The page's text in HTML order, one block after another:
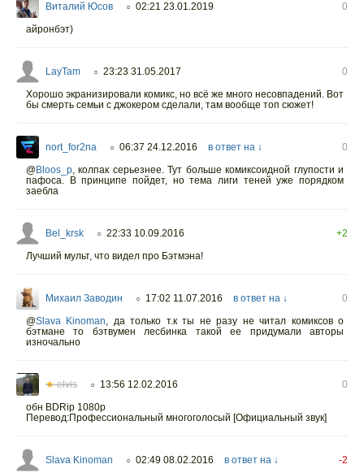
Виталий Юсов ○ 02:21 23.01.2019
0
айронбэт)
LayTam ○ 23:23 31.05.2017
0
Хорошо экранизировали комикс, но всё же много несовпадений. Вот
бы смерть семьи с джокером сделали, там вообще топ сюжет!
nort_for2na ○ 06:37 24.12.2016 в ответ на ↓
0
@Bloos_p,колпак серьезнее. Тут больше комиксоидной глупости и
пафоса. В принципе пойдет, но тема лиги теней уже порядком
заебла
Bel_krsk ○ 22:33 10.09.2016
+2
Лучший мульт, что видел про Бэтмэна!
Михаил Заводин ○ 17:02 11.07.2016 в ответ на ↓
0
@Slava Kinoman, да только т.к ты не разу не читал комиксов о
бэтмане то бэтвумен лесбинка такой ее придумали авторы
изночально
★elvis ○ 13:56 12.02.2016
0
обн BDRip 1080p
Перевод:Профессиональный многоголосый [Официальный звук]
Slava Kinoman ○ 02:49 08.02.2016 в ответ на ↓
-2